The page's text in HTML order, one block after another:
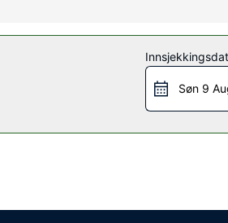
annet et treningssenter og wi-fi
på La Quinta Inn & Suites by Wyndham
Søn 9